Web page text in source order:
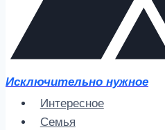
Исключительно нужное
Интересное
Семья